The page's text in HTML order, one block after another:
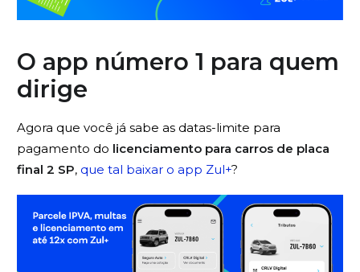
O app número 1 para quem
dirige
Agora que você já sabe as datas-limite para
pagamento do licenciamento para carros de placa
final 2 SP, que tal baixar o app Zul+?